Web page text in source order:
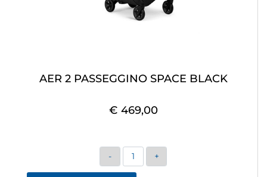
AER 2 PASSEGGINO SPACE BLACK
€ 469,00
Quantità